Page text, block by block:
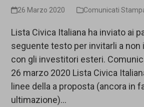
26 Marzo 2020 Comunicati
Lista Civica Italiana ha inviato ai
seguente testo per invitarli a non
con gli investitori esteri.
26 marzo 2020 Lista Civica
linee della a proposta (ancora in
ultimazione)…